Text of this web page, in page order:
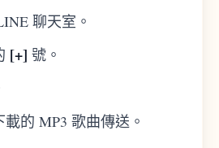
聊天室。
[+] 號。
的 MP3 歌曲傳送。